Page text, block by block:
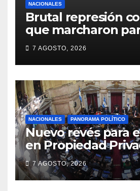
NACIONALES
Brutal represión
que marcharon
se venda la patria
7 AGOSTO, 2026
NACIONALES PANORAMA POLÍTICO
Nuevo revés para
en Propiedad
el capítulo que
modificar la Ley
del Fuego
7 AGOSTO, 2026